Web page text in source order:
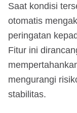
Saat kondisi
otomatis
peringatan
Fitur ini
mengurangi
stabilitas.